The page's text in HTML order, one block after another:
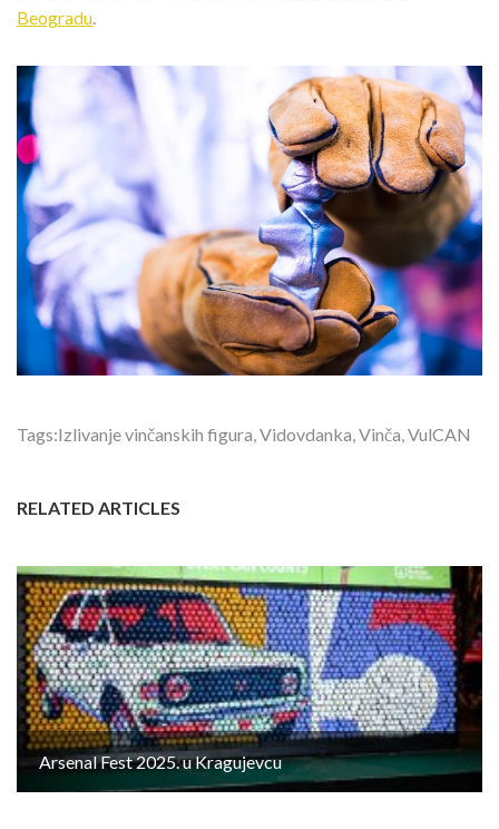
Beogradu
Tags:Izlivanje vinčanskih figura,Vidovdanka,Vinča,VulCAN
RELATED ARTICLES
Arsenal Fest 2025. u Kragujevcu